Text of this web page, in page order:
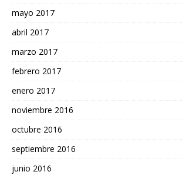
mayo 2017
abril 2017
marzo 2017
febrero 2017
enero 2017
noviembre 2016
octubre 2016
septiembre 2016
junio 2016